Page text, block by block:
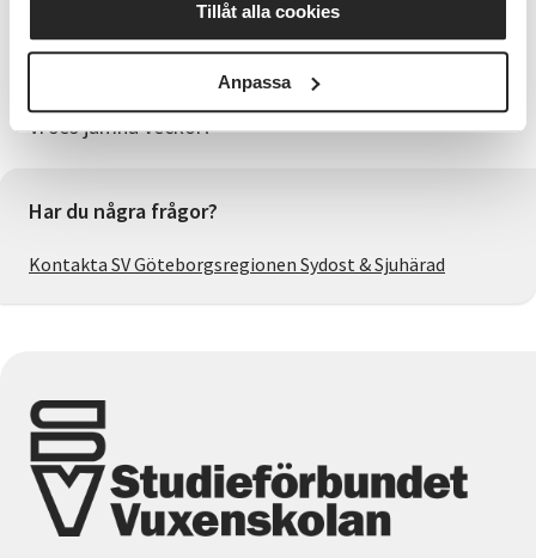
Tillåt alla cookies
Anpassa
Observera att vi ses på Bryggan bakom Forellen
de tre första gångerna, från 18/8 ses vi som
vanligt på Gårdcafét i Sävedalen.
Vi ses jämna veckor!
Har du några frågor?
Kontakta SV Göteborgsregionen Sydost & Sjuhärad